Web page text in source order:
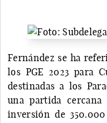
Fernández se ha
los PGE 2023 para
destinadas a los
una partida
inversión de